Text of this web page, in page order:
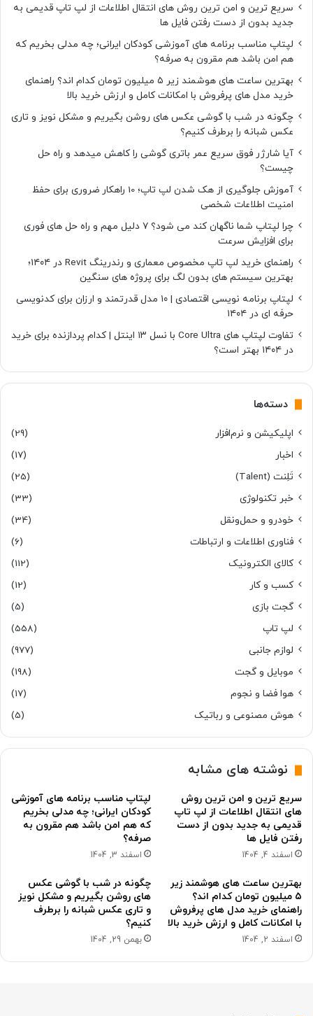
سریع ترین و امن ترین روش های انتقال اطلاعات از لپ تاپ قدیمی به
جدید بدون از دست رفتن فایل ها
لپتاپ مناسب برنامه های آموزشی کودکان ایرانی؛ چه مدلی بخریم که
هم امن باشد هم مقرون به صرفه؟
بهترین ساعت های هوشمند زیر ۵ میلیون تومان کدام اند؟ راهنمای
خرید مدل های پرفروش با امکانات کامل و ارزش خرید بالا
چگونه در شب با گوشی عکس های روشن بگیریم و مشکل نویز و تاری
عکس شبانه را برطرف کنیم؟
آیا شارژر فوق سریع عمر باتری گوشی را کاهش میدهد و راه حل
چیست؟
آموزش جلوگیری از هک شدن لپ تاپ؛ 10 راهکار ضروری برای حفظ
امنیت اطلاعات شخصی
چرا لپتاپ شما ناگهان کند می شود؟ ۷ دلیل مهم و راه حل های فوری
برای افزایش سرعت
راهنمای خرید لپ تاپ مخصوص معماری و رندرینگ Revit در ۱۴۰۴؛
بهترین سیستم های بدون لگ برای پروژه های سنگین
لپتاپ برنامه نویسی اقتصادی | ۱۰ مدل قدرتمند و ارزان برای کدنویسی
حرفه ای در ۱۴۰۴
تفاوت لپتاپ های Core Ultra با نسل ۱۳ اینتل | کدام پردازنده برای خرید
در ۱۴۰۴ بهتر است؟
دسته‌ها
اپلیکیشن و نرم‌افزار
(29)
اخبار
(17)
تَلِنت (Talent)
(25)
خبر تکنولوژی
(33)
خودرو و حمل‌و‌نقل
(34)
فناوری اطلاعات و ارتباطات
(6)
کالای الکترونیک
(112)
کسب و کار
(12)
گجت بازی
(5)
لپ تاپ
(558)
لوازم جانبی
(977)
موبایل و گجت
(198)
هوا فضا و نجوم
(17)
هوش مصنوعی و رباتیک
(5)
نوشته های مشابه
سریع ترین و امن ترین روش
های انتقال اطلاعات از لپ تاپ
قدیمی به جدید بدون از دست
رفتن فایل ها
اسفند 4, 1404
لپتاپ مناسب برنامه های آموزشی
کودکان ایرانی؛ چه مدلی بخریم
که هم امن باشد هم مقرون به
صرفه؟
اسفند 3, 1404
بهترین ساعت های هوشمند زیر
۵ میلیون تومان کدام اند؟
راهنمای خرید مدل های پرفروش
با امکانات کامل و ارزش خرید بالا
اسفند 2, 1404
چگونه در شب با گوشی عکس
های روشن بگیریم و مشکل نویز
و تاری عکس شبانه را برطرف
کنیم؟
بهمن 29, 1404